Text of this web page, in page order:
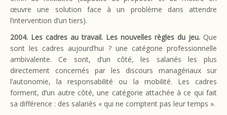
œuvre une solution face à un problème dans attendre
l’intervention d’un tiers).
2004. Les cadres au travail. Les nouvelles règles du jeu. Que
sont les cadres aujourd’hui ? une catégorie professionnelle
ambivalente. Ce sont, d’un côté, les salariés les plus
directement concernés par les discours managériaux sur
l’autonomie, la responsabilité ou la mobilité. Les cadres
forment, d’un autre côté, une catégorie attachée à ce qui fait
sa différence : des salariés « qui ne comptent pas leur temps ».